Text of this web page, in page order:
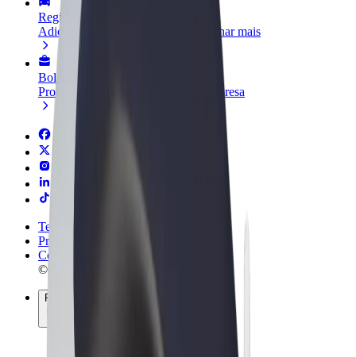
Registe-se como gestor de frota
Adicione a sua frota à Bolt para ganhar mais
Bolt for Business
Produtos da Bolt ajustados à sua empresa
Termos & Condições
Privacidade
Cookies
© 2026 Bolt Technology OÜ
Produtos
Viagens